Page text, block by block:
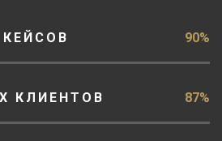
90%
КЛИЕНТОВ 87%